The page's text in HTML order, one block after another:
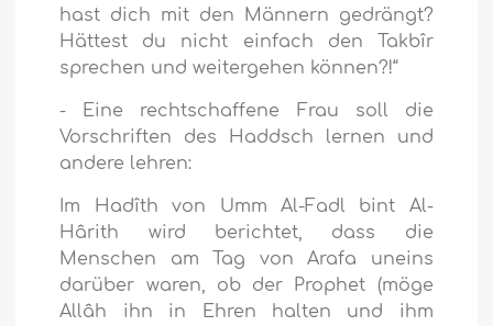
hast dich mit den Männern gedrängt?
Hättest du nicht einfach den Takbîr
sprechen und weitergehen können?!“
- Eine rechtschaffene Frau soll die
Vorschriften des Haddsch lernen und
andere lehren:
Im Hadîth von Umm Al-Fadl bint Al-
Hârith wird berichtet, dass die
Menschen am Tag von Arafa uneins
darüber waren, ob der Prophet (möge
Allâh ihn in Ehren halten und ihm